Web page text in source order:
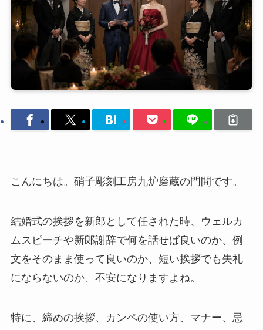
こんにちは。硝子彫刻工房九炉磨蔵の門間です。
結婚式の挨拶を新郎として任された時、ウェルカ
ムスピーチや新郎謝辞で何を話せば良いのか、例
文をそのまま使って良いのか、短い挨拶でも失礼
にならないのか、不安になりますよね。
特に、締めの挨拶、カンペの使い方、マナー、忌